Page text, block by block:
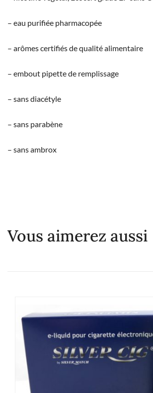
– eau purifiée pharmacopée
– arômes certifiés de qualité alimentaire
– embout pipette de remplissage
– sans diacétyle
– sans parabène
– sans ambrox
Vous aimerez aussi